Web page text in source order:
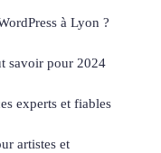
à Lyon ?
savoir pour 2024
experts et fiables
artistes et